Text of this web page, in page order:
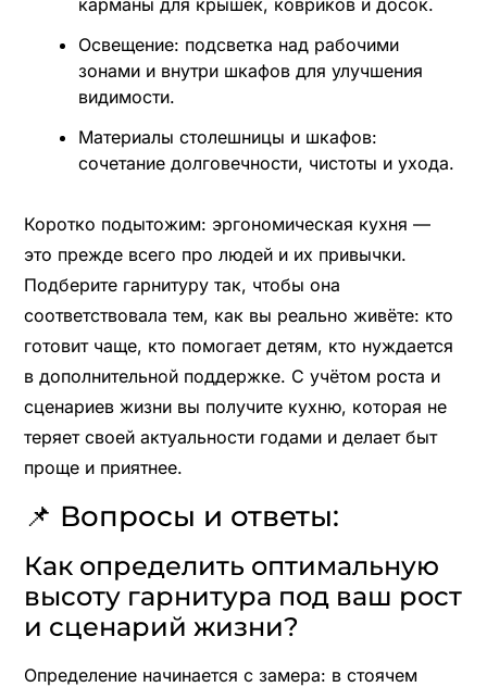
карманы для крышек, ковриков и досок.
Освещение: подсветка над рабочими
зонами и внутри шкафов для улучшения
видимости.
Материалы столешницы и шкафов:
сочетание долговечности, чистоты и ухода.
Коротко подытожим: эргономическая кухня —
это прежде всего про людей и их привычки.
Подберите гарнитуру так, чтобы она
соответствовала тем, как вы реально живёте: кто
готовит чаще, кто помогает детям, кто нуждается
в дополнительной поддержке. С учётом роста и
сценариев жизни вы получите кухню, которая не
теряет своей актуальности годами и делает быт
проще и приятнее.
📌 Вопросы и ответы:
Как определить оптимальную
высоту гарнитура под ваш рост
и сценарий жизни?
Определение начинается с замера: в стоячем